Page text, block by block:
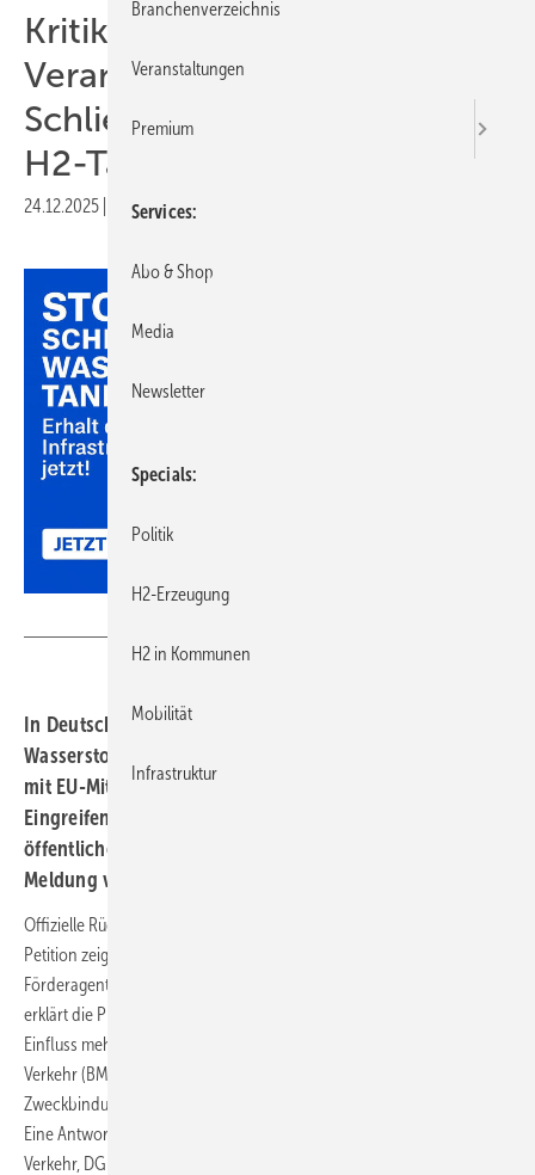
Kritik an mangelnder
Verantwortlichkeit bei
Schließung von geförderten
H2-Tankstellen
24.12.2025 Druckvorschau
In Deutschland sollen bis Ende 2025 insgesamt 36
Wasserstofftankstellen schließen – viele davon wurden
mit EU-Mitteln gefördert. Eine Petition fordert politisches
Eingreifen, um Versorgungslücken und den Verlust
öffentlicher Investitionen zu verhindern (Update zur
Meldung vom 10.12.2025).
Offizielle Rückmeldungen von Behörden und Institutionen auf die
Petition zeigen bislang keine klare Zuständigkeit: Die EU-
Förderagentur CINEA bestätigt zwar die Förderung der Tankstellen,
erklärt die Projekte jedoch für formal abgeschlossen und sieht keinen
Einfluss mehr auf den Weiterbetrieb. Das Bundesministerium für
Verkehr (BMV) teilt mit, keine Informationen zu Förderunterlagen oder
Zweckbindungsfristen zu haben und sich nicht als zuständig zu sehen.
Eine Antwort der EU-Kommission (Generaldirektion Mobilität und
Verkehr, DG MOVE), die für die Überwachung der AFIR-Vorgaben
Branchenverzeichnis
Veranstaltungen
Premium
Services
Abo & Shop
Media
Newsletter
Specials
Politik
H2-Erzeugung
H2 in Kommunen
Mobilität
Infrastruktur